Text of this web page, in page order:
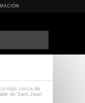
más cerca de
de Sant Joan